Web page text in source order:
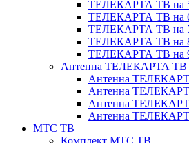
ТЕЛЕКАРТА ТВ на
ТЕЛЕКАРТА ТВ на
ТЕЛЕКАРТА ТВ на
ТЕЛЕКАРТА ТВ на
ТЕЛЕКАРТА ТВ на
Антенна ТЕЛЕКАРТА ТВ
Антенна
Антенна
Антенна
Антенна
МТС ТВ
Комплект МТС ТВ